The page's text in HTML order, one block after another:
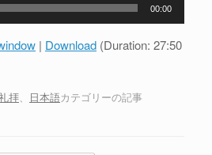
00:00
| Download (Duration: 27:50
拝、 日本語カテゴリーの記事